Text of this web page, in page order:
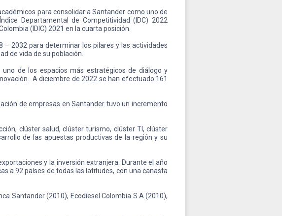
para consolidar a Santander como uno de
Departamental de Competitividad (IDC) 2022
(IDIC) 2021 en la cuarta posición.
– 2032 para determinar los pilares y las actividades
de vida de su población.
uno de los espacios más estratégicos de diálogo y
A diciembre de 2022 se han efectuado 161
de empresas en Santander tuvo un incremento
clúster salud, clúster turismo, clúster TI, clúster
de las apuestas productivas de la región y su
y la inversión extranjera. Durante el año
a 92 países de todas las latitudes, con una canasta
Santander (2010), Ecodiesel Colombia S.A (2010),